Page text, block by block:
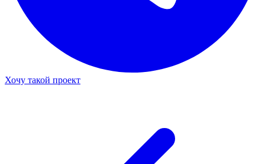
Хочу такой проект